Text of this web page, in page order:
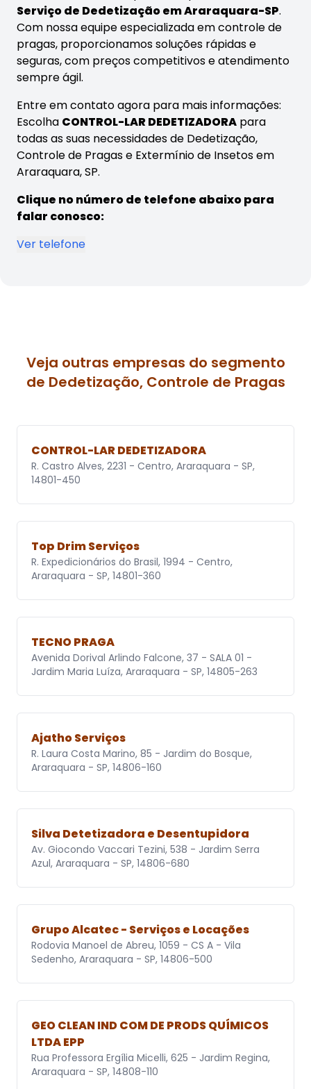
Serviço de Dedetização em Araraquara-SP.
Com nossa equipe especializada em controle de
pragas, proporcionamos soluções rápidas e
seguras, com preços competitivos e atendimento
sempre ágil.
Entre em contato agora para mais informações:
Escolha CONTROL-LAR DEDETIZADORA para
todas as suas necessidades de Dedetização,
Controle de Pragas e Extermínio de Insetos em
Araraquara, SP.
Clique no número de telefone abaixo para
falar conosco:
Ver telefone
Veja outras empresas do segmento
de Dedetização, Controle de Pragas
CONTROL-LAR DEDETIZADORA
R. Castro Alves, 2231 - Centro, Araraquara - SP,
14801-450
Top Drim Serviços
R. Expedicionários do Brasil, 1994 - Centro,
Araraquara - SP, 14801-360
TECNO PRAGA
Avenida Dorival Arlindo Falcone, 37 - SALA 01 -
Jardim Maria Luíza, Araraquara - SP, 14805-263
Ajatho Serviços
R. Laura Costa Marino, 85 - Jardim do Bosque,
Araraquara - SP, 14806-160
Silva Detetizadora e Desentupidora
Av. Giocondo Vaccari Tezini, 538 - Jardim Serra
Azul, Araraquara - SP, 14806-680
Grupo Alcatec - Serviços e Locações
Rodovia Manoel de Abreu, 1059 - CS A - Vila
Sedenho, Araraquara - SP, 14806-500
GEO CLEAN IND COM DE PRODS QUÍMICOS
LTDA EPP
Rua Professora Ergília Micelli, 625 - Jardim Regina,
Araraquara - SP, 14808-110